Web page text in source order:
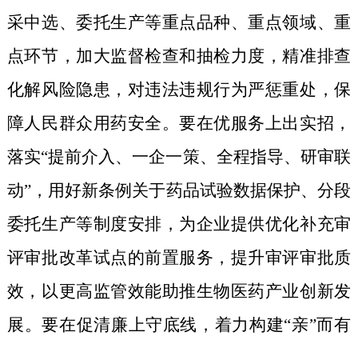
采中选、委托生产等重点品种、重点领域、重
点环节，加大监督检查和抽检力度，精准排查
化解风险隐患，对违法违规行为严惩重处，保
障人民群众用药安全。要在优服务上出实招 ，
落实“提前介入、一企一策、全程指导、研审联
动”，用好新条例关于药品试验数据保护、 分段
委托生产等制度安排，为企业提供优化补充审
评审批改革试点的前置服务，提升审评审批质
效，以更高监管效能助推生物医药产业创新发
展。要在促清廉上守底线 ，着力构建“亲”而有